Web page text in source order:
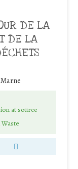
DE LA
DE LA
at source